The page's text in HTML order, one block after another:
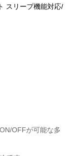
スリープ機能対応/
OFFが可能な多